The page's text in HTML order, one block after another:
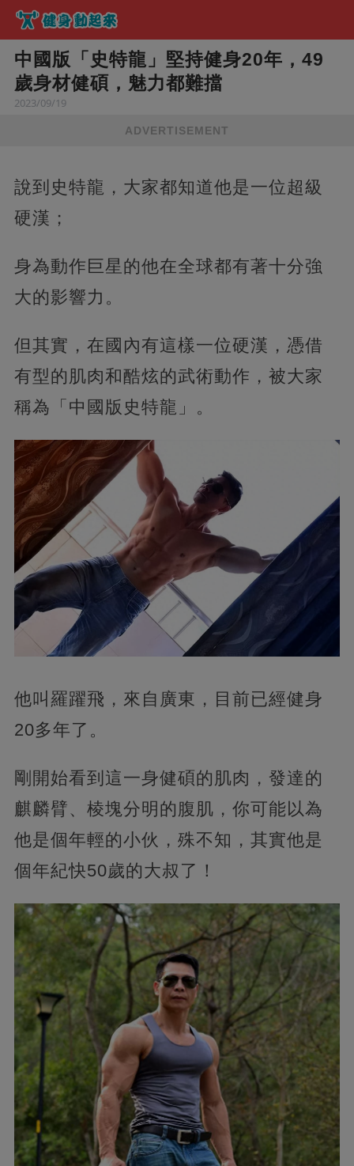
中國版「史特龍」堅持健身20年，49
歲身材健碩，魅力都難擋
2023/09/19
ADVERTISEMENT
說到史特龍，大家都知道他是一位超級
硬漢；
身為動作巨星的他在全球都有著十分強
大的影響力。
但其實，在國內有這樣一位硬漢，憑借
有型的肌肉和酷炫的武術動作，被大家
稱為「中國版史特龍」。
他叫羅躍飛，來自廣東，目前已經健身
20多年了。
剛開始看到這一身健碩的肌肉，發達的
麒麟臂、棱塊分明的腹肌，你可能以為
他是個年輕的小伙，殊不知，其實他是
個年紀快50歲的大叔了！